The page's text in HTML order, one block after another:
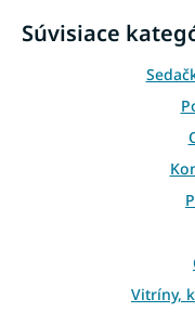
Súvisiace
Vitríny,